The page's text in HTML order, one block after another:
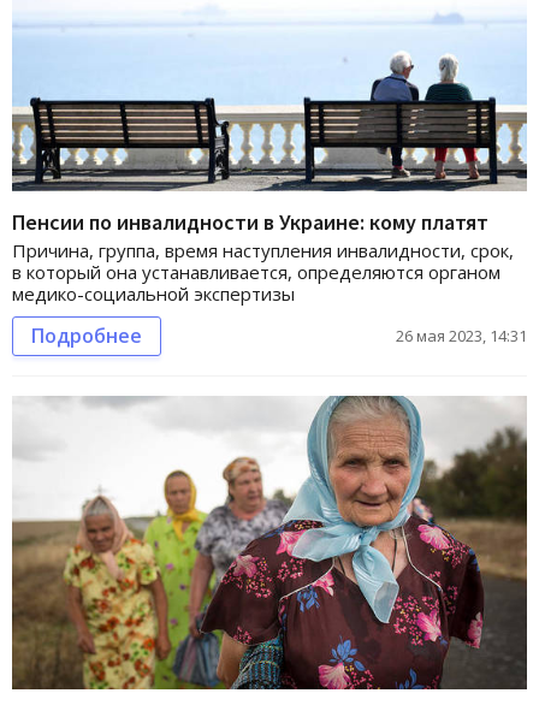
Пенсии по инвалидности в Украине: кому платят
Причина, группа, время наступления инвалидности, срок,
в который она устанавливается, определяются органом
медико-социальной экспертизы
Подробнее 26 мая 2023, 14:31